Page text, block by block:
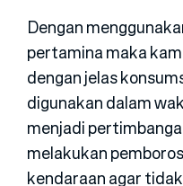
Dengan
pertamina maka
dengan jelas
digunakan dalam
menjadi
melakukan
kendaraan agar